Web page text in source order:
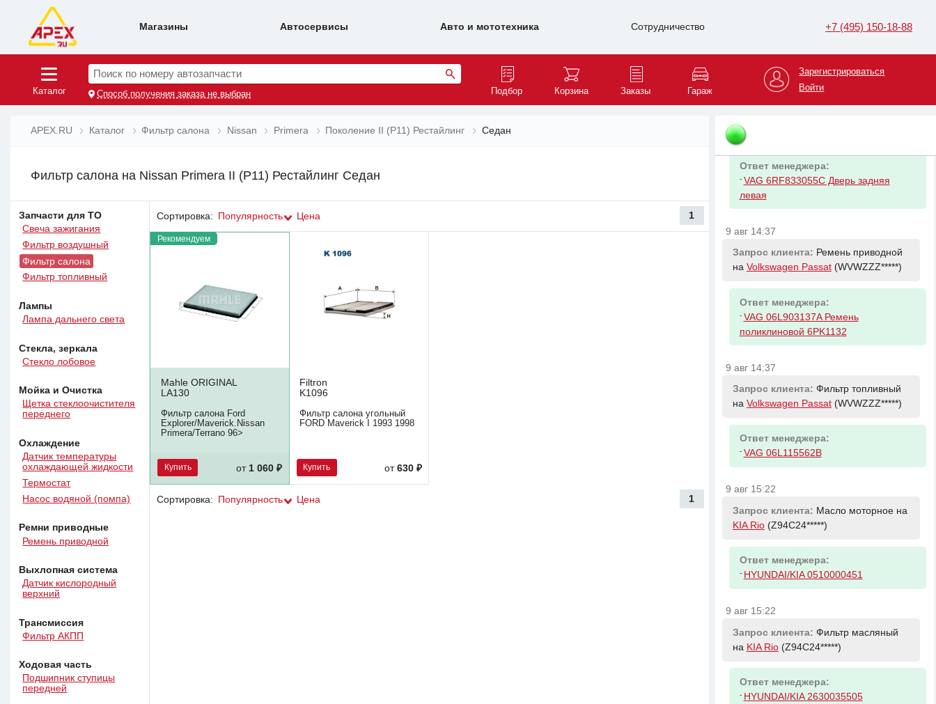
Магазины Автосервисы Авто и мототехника Сотрудничество +7 (495) 150-18-88
Каталог
Поиск по номеру автозапчасти
Способ получения заказа не выбран Подбор Корзина Заказы Гараж
Зарегистрироваться
Войти
APEX.RU Каталог Фильтр салона Nissan Primera Поколение II (P11) Рестайлинг Седан
Фильтр салона на Nissan Primera II (P11) Рестайлинг Седан
Запчасти для ТО
Свеча зажигания
Фильтр воздушный
Фильтр салона
Фильтр топливный
Лампы
Лампа дальнего света
Стекла, зеркала
Стекло лобовое
Мойка и Очистка
Щетка стеклоочистителя
переднего
Охлаждение
Датчик температуры
охлаждающей жидкости
Термостат
Насос водяной (помпа)
Ремни приводные
Ремень приводной
Выхлопная система
Датчик кислородный
верхний
Трансмиссия
Фильтр АКПП
Ходовая часть
Подшипник ступицы
передней
Сортировка: Популярность Цена 1
Рекомендуем
Mahle ORIGINAL
LA130
Фильтр салона Ford
Explorer/Maverick.Nissan
Primera/Terrano 96>
Купить от 1 060 ₽
Filtron
K1096
Фильтр салона угольный
FORD Maverick I 1993 1998
Купить от 630 ₽
Сортировка: Популярность Цена 1
Ответ менеджера:
9 авг 14:36
наVolkswagen Polo
Ответ менеджера:
- VAG 6RF833055C Дверь задняя
левая
9 авг 14:37
Запрос клиента: Ремень приводной
на Volkswagen Passat(WVWZZZ*****)
Ответ менеджера:
- VAG 06L903137A Ремень
поликлиновой 6PK1132
9 авг 14:37
Запрос клиента: Фильтр топливный
на Volkswagen Passat(WVWZZZ*****)
Ответ менеджера:
- VAG 06L115562B
9 авг 15:22
Запрос клиента: Масло моторное на
KIA Rio(Z94C24*****)
Ответ менеджера:
- HYUNDAI/KIA 0510000451
9 авг 15:22
Запрос клиента: Фильтр масляный
на KIA Rio(Z94C24*****)
Ответ менеджера:
- HYUNDAI/KIA 2630035505